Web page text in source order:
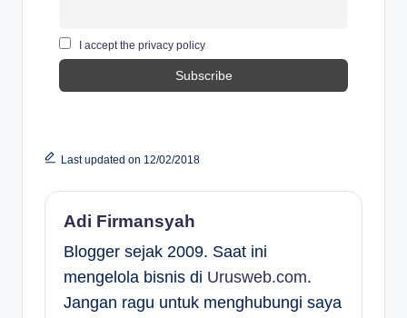
I accept the privacy policy
Last updated on 12/02/2018
Adi Firmansyah
Blogger sejak 2009. Saat ini
mengelola bisnis di Urusweb.com.
Jangan ragu untuk menghubungi saya